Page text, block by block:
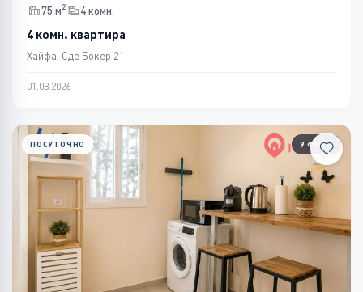
75 м2 4 комн.
4 комн. квартира
Хайфа, Сде Бокер 21
01.08.2026
9 ФОТО
ПОСУТОЧНО